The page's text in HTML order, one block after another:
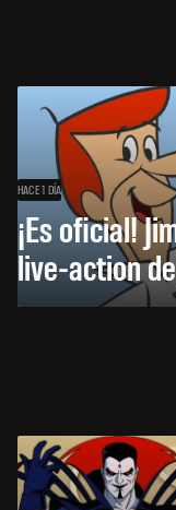
HACE 1 DÍA
¡Es oficial!
live-action